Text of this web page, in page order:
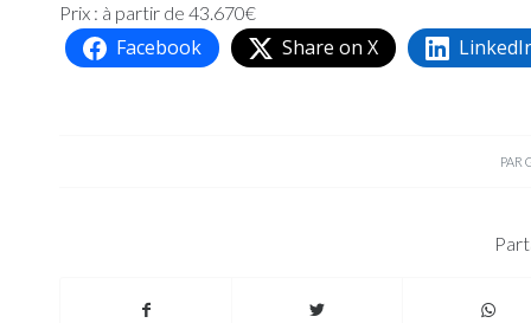
Prix : à partir de 43.670€
Facebook Share on X
PAR